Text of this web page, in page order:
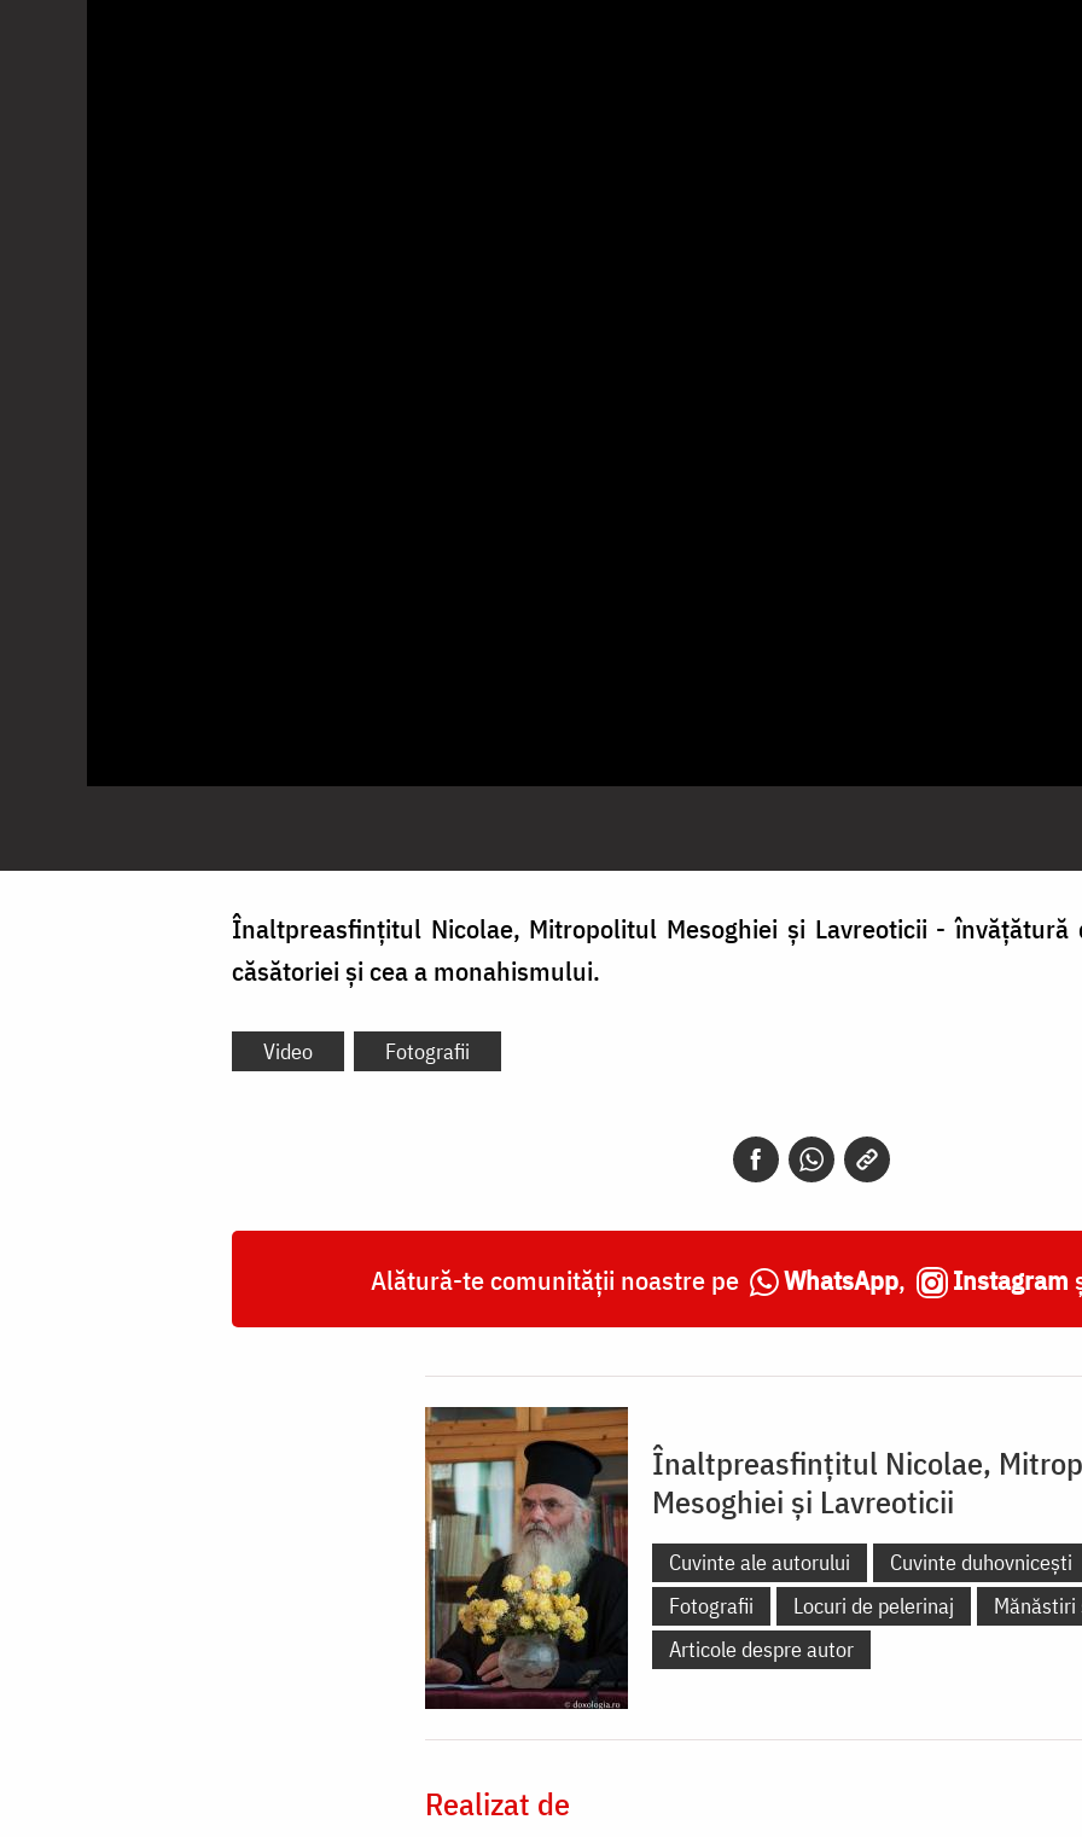
Înaltpreasfințitul Nicolae, Mitropolitul Mesoghiei și Lavreoticii - învățătură
căsătoriei și cea a monahismului.
Video Fotografii
Alătură-te comunității noastre pe WhatsApp, Instagram
Înaltpreasfințitul Nicolae,
Mesoghiei şi Lavreoticii
Cuvinte ale autorului Cuvinte duhovnicești
Fotografii
Locuri de pelerinaj
Mănăstiri
Articole despre autor
Realizat de